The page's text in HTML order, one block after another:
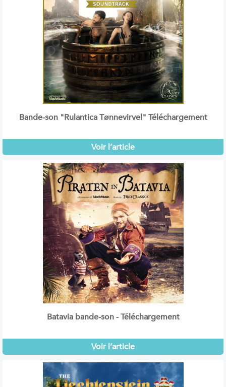
Bande-son "Rulantica Tønnevirvel" Téléchargement
Voir l’article
Batavia bande-son - Téléchargement
Voir l’article